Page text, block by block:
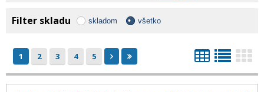
Filter skladu skladom všetko
1 2 3 4 5